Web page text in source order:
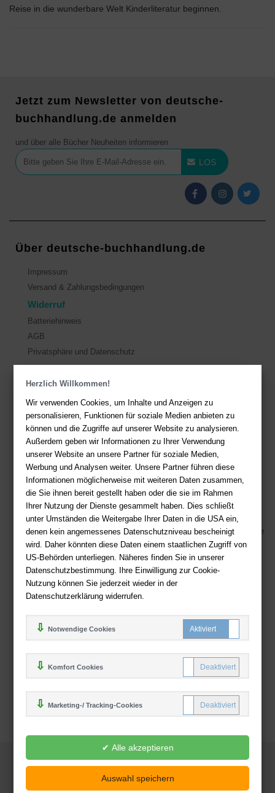
Herzlich Willkommen!
Wir verwenden Cookies, um Inhalte und Anzeigen zu
personalisieren, Funktionen für soziale Medien anbieten zu
können und die Zugriffe auf unserer Website zu analysieren.
Außerdem geben wir Informationen zu Ihrer Verwendung
unserer Website an unsere Partner für soziale Medien,
Werbung und Analysen weiter. Unsere Partner führen diese
Informationen möglicherweise mit weiteren Daten zusammen,
die Sie ihnen bereit gestellt haben oder die sie im Rahmen
Ihrer Nutzung der Dienste gesammelt haben. Dies schließt
unter Umständen die Weitergabe Ihrer Daten in die USA ein,
denen kein angemessenes Datenschutzniveau bescheinigt
wird. Daher könnten diese Daten einem staatlichen Zugriff von
US-Behörden unterliegen. Näheres finden Sie in unserer
Datenschutzbestimmung. Ihre Einwilligung zur Cookie-
Nutzung können Sie jederzeit wieder in der
Datenschutzerklärung widerrufen.
Notwendige Cookies
Komfort Cookies
Marketing-/ Tracking-Cookies
Reise in die wunderbare Welt Kinderliteratur beginnen.
Jetzt zum Newsletter von deutsche-
buchhandlung.de anmelden
und über alle Bücher Neuheiten informieren
LOS
Über deutsche-buchhandlung.de
Impressum
Versand & Zahlungsbedingungen
Widerruf
Batteriehinweis
AGB
Privatsphäre und Datenschutz
Kontakt
Hier finden Sie Antworten auf häufig gestellte
Fragen.
Fragen per E-Mail:service@deutsche-buchhandlung.de
Telefon: +49 (0)511 - 982 684 41
Ihre Vorteile bei uns
Kostenloser Versand ab 36,- EUR Bestellwert
Sicherer Online Shop und Zahlung mit SSL-Verschlüsselung
Viele Zahlungsmethoden wie PayPal, Amazon Payment, Vorkasse
Zahlweisen
Deutsche-Buchhandlung.de
www.deutsche-buchhandlung.de ist ein Angebot der